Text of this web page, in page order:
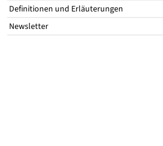
Definitionen und Erläuterungen
Newsletter